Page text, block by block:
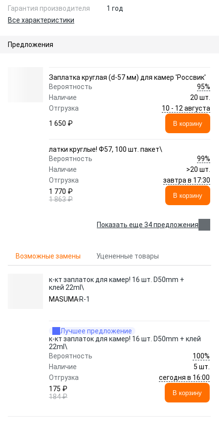
Гарантия производителя
1 год
Все характеристики
Предложения
Заплатка круглая (d-57 мм) для камер 'Россвик'
Вероятность
95%
Наличие
20 шт.
Отгрузка
10 - 12 августа
1 650 ₽
В корзину
латки круглые! Ф57, 100 шт. пакет\
Вероятность
99%
Наличие
>20 шт.
Отгрузка
завтра в 17:30
1 770 ₽
1 863 ₽
В корзину
Показать еще 34 предложения
Возможные замены Уцененные товары
к-кт заплаток для камер! 16 шт. D50mm +
клей 22ml\
MASUMA R-1
Лучшее предложение
к-кт заплаток для камер! 16 шт. D50mm + клей
22ml\
Вероятность
100%
Наличие
5 шт.
Отгрузка
сегодня в 16:00
175 ₽
184 ₽
В корзину